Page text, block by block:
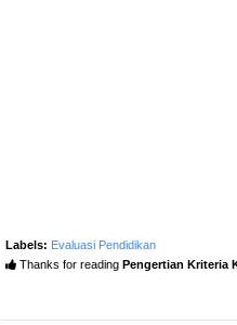
Labels: Evaluasi Pendidikan
Thanks for reading Pengertian Kriteria